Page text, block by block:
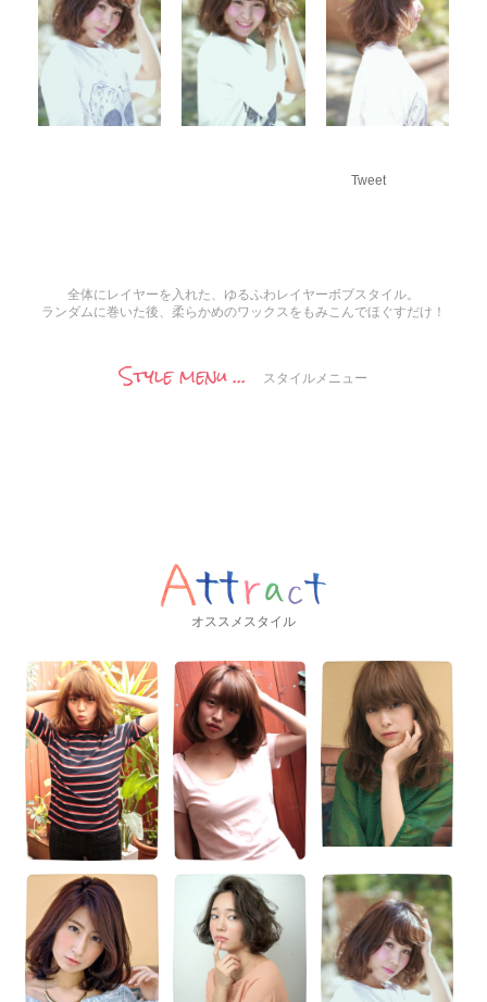
Tweet
全体にレイヤーを入れた、ゆるふわレイヤーボブスタイル。
ランダムに巻いた後、柔らかめのワックスをもみこんでほぐすだけ！
Style menu ... スタイルメニュー
オススメスタイル